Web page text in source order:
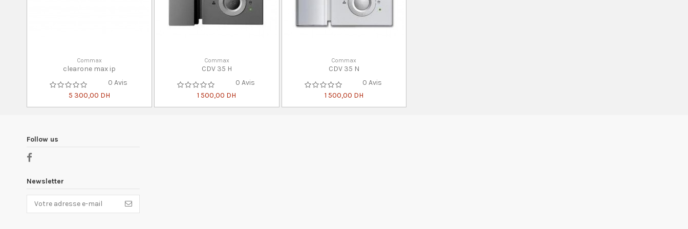
Commax
clearone max ip
0 Avis
5 300,00 DH
Commax
CDV 35 H
0 Avis
1 500,00 DH
Commax
CDV 35 N
0 Avis
1 500,00 DH
Follow us
Newsletter